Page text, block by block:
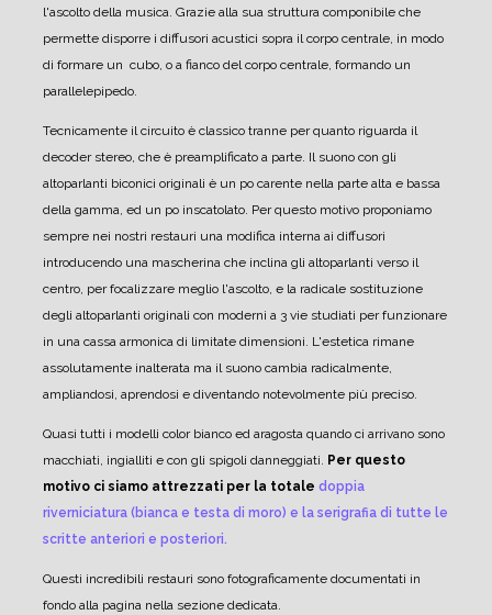
l'ascolto della musica. Grazie alla sua struttura componibile che
permette disporre i diffusori acustici sopra il corpo centrale, in modo
di formare un cubo, o a fianco del corpo centrale, formando un
parallelepipedo.
Tecnicamente il circuito è classico tranne per quanto riguarda il
decoder stereo, che è preamplificato a parte. Il suono con gli
altoparlanti biconici originali è un po carente nella parte alta e bassa
della gamma, ed un po inscatolato. Per questo motivo proponiamo
sempre nei nostri restauri una modifica interna ai diffusori
introducendo una mascherina che inclina gli altoparlanti verso il
centro, per focalizzare meglio l'ascolto, e la radicale sostituzione
degli altoparlanti originali con moderni a 3 vie studiati per funzionare
in una cassa armonica di limitate dimensioni. L'estetica rimane
assolutamente inalterata ma il suono cambia radicalmente,
ampliandosi, aprendosi e diventando notevolmente più preciso.
Quasi tutti i modelli color bianco ed aragosta quando ci arrivano sono
macchiati, ingialliti e con gli spigoli danneggiati. Per questo
motivo ci siamo attrezzati per la totale doppia
riverniciatura (bianca e testa di moro) e la serigrafia di tutte le
scritte anteriori e posteriori.
Questi incredibili restauri sono fotograficamente documentati in
fondo alla pagina nella sezione dedicata.